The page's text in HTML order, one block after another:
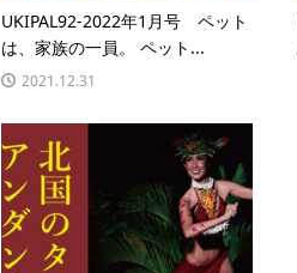
UKIPAL92-2022年1月号 ペット
は、家族の一員。 ペット...
2021.12.31